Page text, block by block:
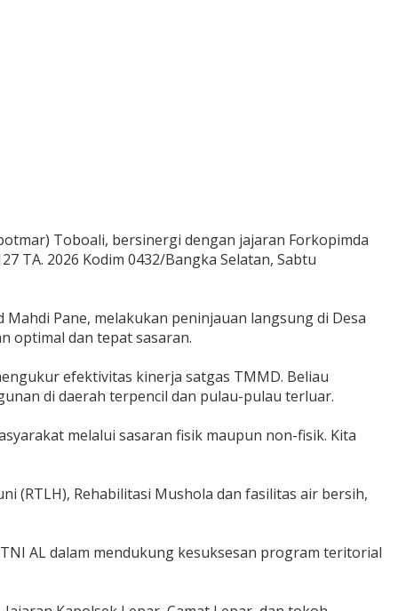
Toboali, bersinergi dengan jajaran Forkopimda
TA. 2026 Kodim 0432/Bangka Selatan, Sabtu
Pane, melakukan peninjauan langsung di Desa
optimal dan tepat sasaran.
efektivitas kinerja satgas TMMD. Beliau
di daerah terpencil dan pulau-pulau terluar.
melalui sasaran fisik maupun non-fisik. Kita
(RTLH), Rehabilitasi Mushola dan fasilitas air bersih,
AL dalam mendukung kesuksesan program teritorial